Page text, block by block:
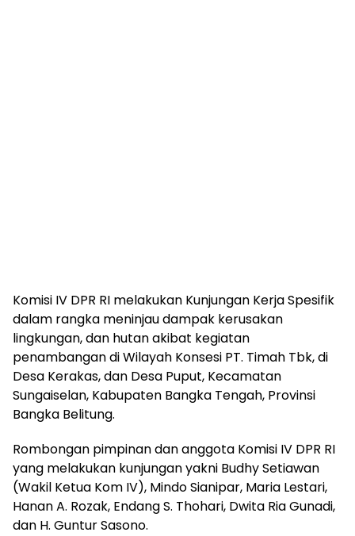
Komisi IV DPR RI melakukan Kunjungan Kerja Spesifik
dalam rangka meninjau dampak kerusakan
lingkungan, dan hutan akibat kegiatan
penambangan di Wilayah Konsesi PT. Timah Tbk, di
Desa Kerakas, dan Desa Puput, Kecamatan
Sungaiselan, Kabupaten Bangka Tengah, Provinsi
Bangka Belitung.
Rombongan pimpinan dan anggota Komisi IV DPR RI
yang melakukan kunjungan yakni Budhy Setiawan
(Wakil Ketua Kom IV), Mindo Sianipar, Maria Lestari,
Hanan A. Rozak, Endang S. Thohari, Dwita Ria Gunadi,
dan H. Guntur Sasono.